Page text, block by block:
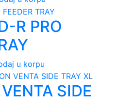
R PRO
u korpu
SIDE